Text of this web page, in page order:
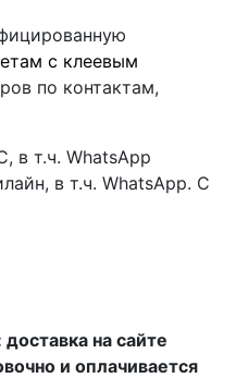
с клеевым
по контактам,
в т.ч. WhatsApp
в т.ч. WhatsApp. С
на сайте
и оплачивается